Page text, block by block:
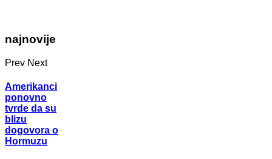
najnovije
Prev Next
Amerikanci
ponovno
tvrde da su
blizu
dogovora o
Hormuzu